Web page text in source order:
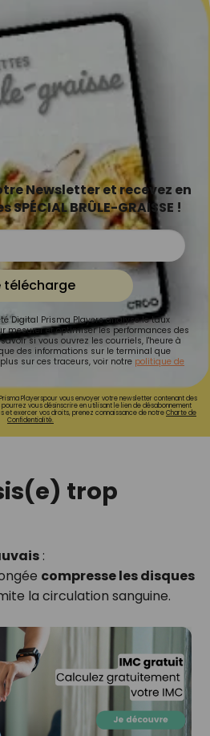
Newsletter et recevez en
SPÉCIAL BRÛLE-GRAISSE !
télécharge
Digital Prisma Players analyse le taux
mesurer et optimiser les performances des
si vous ouvrez les courriels, l'heure à
des informations sur le terminal que
sur ces traceurs, voir notre politique de
Playerspour vous envoyer votre newsletter contenant des
vous désinscrire en utilisant le lien de désabonnement
et exercer vos droits, prenez connaissance de notreCharte de
Confidentialité.
trop
:
compresse les disques
la circulation sanguine.